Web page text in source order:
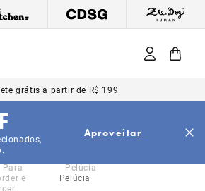
grátis a partir de R$ 199
Aproveitar
Pelúcia